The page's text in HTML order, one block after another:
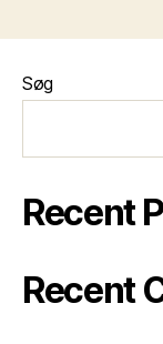
Søg
Recent
Recent